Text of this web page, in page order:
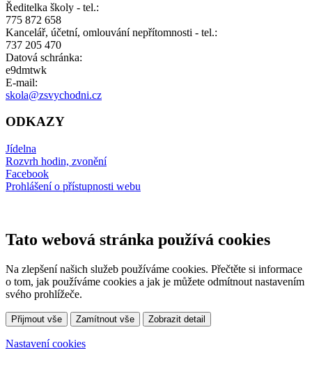
Ředitelka školy - tel.:
775 872 658
Kancelář, účetní, omlouvání nepřítomnosti - tel.:
737 205 470
Datová schránka:
e9dmtwk
E-mail:
skola@zsvychodni.cz
ODKAZY
Jídelna
Rozvrh hodin, zvonění
Facebook
Prohlášení o přístupnosti webu
Tato webová stránka používá cookies
Na zlepšení našich služeb používáme cookies. Přečtěte si informace
o tom, jak používáme cookies a jak je můžete odmítnout nastavením
svého prohlížeče.
Přijmout vše Zamítnout vše Zobrazit detail
Nastavení cookies